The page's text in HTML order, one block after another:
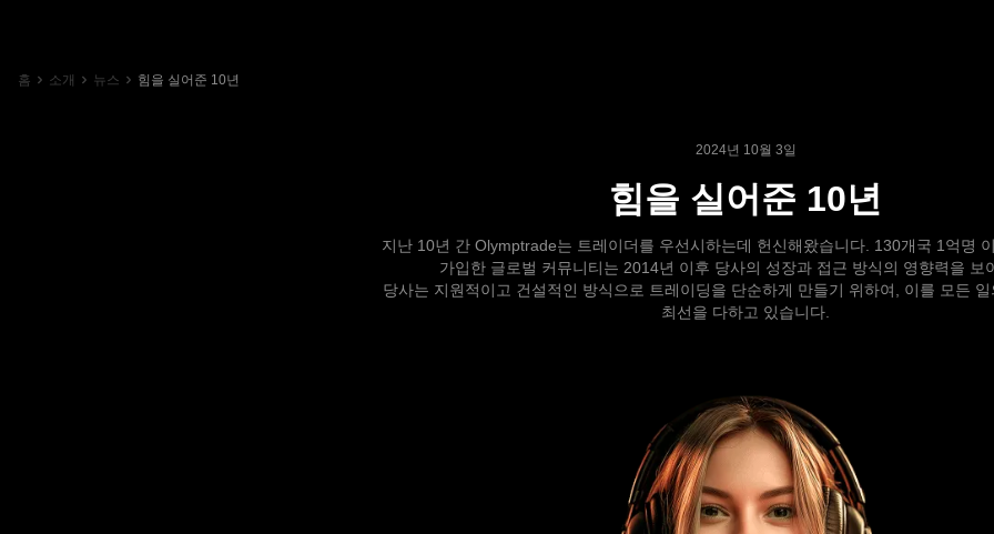
홈 소개 뉴스 힘을 실어준 10년
2024년 10월 3일
힘을 실어준 10년
지난 10년 간 Olymptrade는 트레이더를 우선시하는데 헌신해왔습니다. 130개국 1억명
가입한 글로벌 커뮤니티는 2014년 이후 당사의 성장과 접근 방식의 영향력을 보
당사는 지원적이고 건설적인 방식으로 트레이딩을 단순하게 만들기 위하여, 이를 모든
최선을 다하고 있습니다.